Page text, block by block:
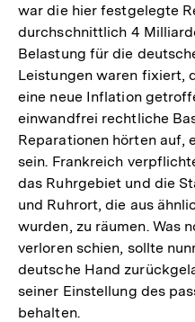
war die hier festgelegte
durchschnittlich 4
Belastung für die
Leistungen waren fixiert,
eine neue Inflation
einwandfrei rechtliche
Reparationen hörten auf,
sein. Frankreich
das Ruhrgebiet und die
und Ruhrort, die aus
wurden, zu räumen. Was
verloren schien, sollte
deutsche Hand
seiner Einstellung des
behalten.